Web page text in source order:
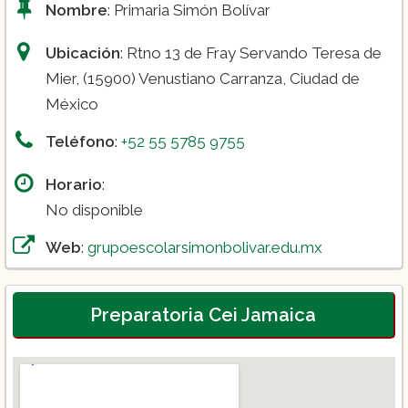
Nombre: Primaria Simón Bolívar
Ubicación: Rtno 13 de Fray Servando Teresa de
Mier, (15900) Venustiano Carranza, Ciudad de
México
Teléfono: +52 55 5785 9755
Horario:
No disponible
Web: grupoescolarsimonbolivar.edu.mx
Preparatoria Cei Jamaica